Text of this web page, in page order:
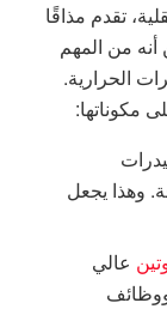
تقدم مذاقًا
أنه من المهم
الحرارية.
مكوناتها:
وهذا يجعل
عالي